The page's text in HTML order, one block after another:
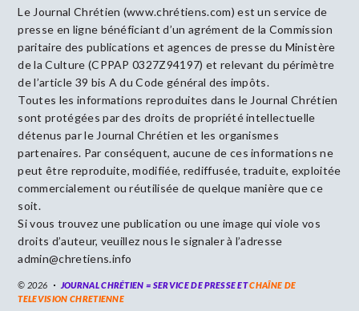
Le Journal Chrétien (www.chrétiens.com) est un service de
presse en ligne bénéficiant d’un agrément de la Commission
paritaire des publications et agences de presse du Ministère
de la Culture (CPPAP 0327Z94197) et relevant du périmètre
de l’article 39 bis A du Code général des impôts.
Toutes les informations reproduites dans le Journal Chrétien
sont protégées par des droits de propriété intellectuelle
détenus par le Journal Chrétien et les organismes
partenaires. Par conséquent, aucune de ces informations ne
peut être reproduite, modifiée, rediffusée, traduite, exploitée
commercialement ou réutilisée de quelque manière que ce
soit.
Si vous trouvez une publication ou une image qui viole vos
droits d’auteur, veuillez nous le signaler à l’adresse
admin@chretiens.info
© 2026 JOURNAL CHRÉTIEN = SERVICE DE PRESSE ETCHAÎNE DE
TELEVISION CHRETIENNE